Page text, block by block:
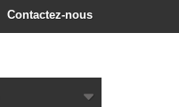
Contactez-nous